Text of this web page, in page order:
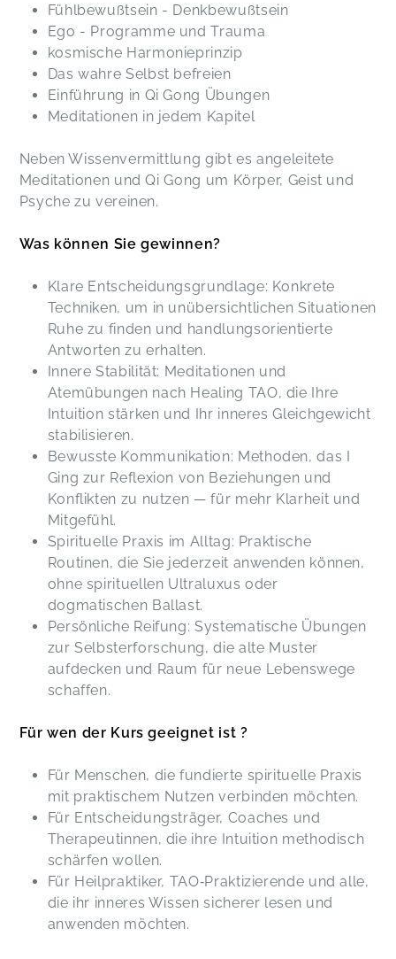
Fühlbewußtsein - Denkbewußtsein
Ego - Programme und Trauma
kosmische Harmonieprinzip
Das wahre Selbst befreien
Einführung in Qi Gong Übungen
Meditationen in jedem Kapitel
Neben Wissenvermittlung gibt es angeleitete
Meditationen und Qi Gong um Körper, Geist und
Psyche zu vereinen.
Was können Sie gewinnen?
Klare Entscheidungsgrundlage: Konkrete
Techniken, um in unübersichtlichen Situationen
Ruhe zu finden und handlungsorientierte
Antworten zu erhalten.
Innere Stabilität: Meditationen und
Atemübungen nach Healing TAO, die Ihre
Intuition stärken und Ihr inneres Gleichgewicht
stabilisieren.
Bewusste Kommunikation: Methoden, das I
Ging zur Reflexion von Beziehungen und
Konflikten zu nutzen — für mehr Klarheit und
Mitgefühl.
Spirituelle Praxis im Alltag: Praktische
Routinen, die Sie jederzeit anwenden können,
ohne spirituellen Ultraluxus oder
dogmatischen Ballast.
Persönliche Reifung: Systematische Übungen
zur Selbsterforschung, die alte Muster
aufdecken und Raum für neue Lebenswege
schaffen.
Für wen der Kurs geeignet ist ?
Für Menschen, die fundierte spirituelle Praxis
mit praktischem Nutzen verbinden möchten.
Für Entscheidungsträger, Coaches und
Therapeutinnen, die ihre Intuition methodisch
schärfen wollen.
Für Heilpraktiker, TAO‑Praktizierende und alle,
die ihr inneres Wissen sicherer lesen und
anwenden möchten.